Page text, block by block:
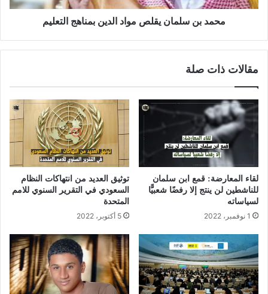
محمد بن سلمان يقلص مواد الدين بمناهج التعليم
مقالات ذات صلة
لقاء المعارضة: قمع ابن سلمان
للناشطين لن ينتج إلا رفضًا شعبيًّا
لسياساته
1 نوفمبر، 2022
توثيق العديد من انتهاكات النظام
السعودي في التقرير السنوي للامم
المتحدة
5 أكتوبر، 2022